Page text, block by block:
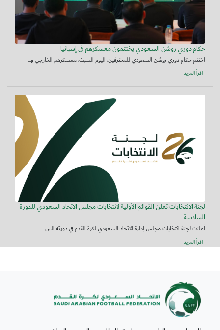
حكام دوري روشن السعودي يختتمون معسكرهم في إسبانيا
اختتم حكام دوري روشن السعودي للمحترفين، اليوم السبت، معسكرهم الخارجي و...
أقرأ المزيد
لجنة الانتخابات تعلن القوائم الأولية لانتخابات مجلس الاتحاد السعودي للدورة
السادسة
أعلنت لجنة انتخابات مجلس إدارة الاتحاد السعودي لكرة القدم في دورته الس...
أقرأ المزيد